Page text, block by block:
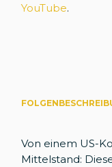
YouTube.
Von einem US-
Mittelstand: